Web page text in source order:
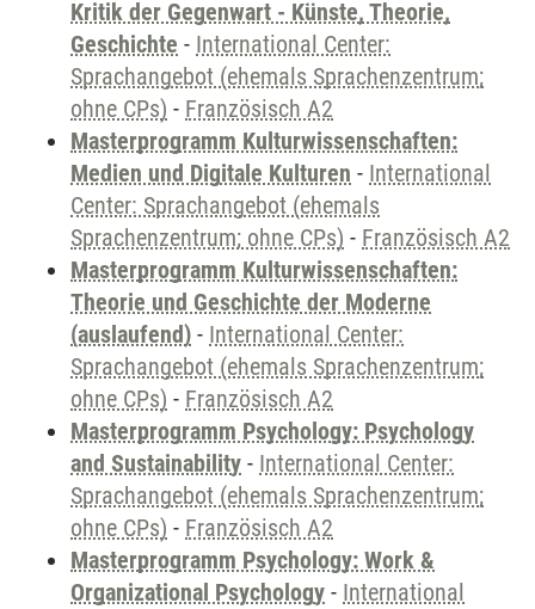
Kritik der Gegenwart - Künste, Theorie,
Geschichte - International Center:
Sprachangebot (ehemals Sprachenzentrum;
ohne CPs) - Französisch A2
Masterprogramm Kulturwissenschaften:
Medien und Digitale Kulturen - International
Center: Sprachangebot (ehemals
Sprachenzentrum; ohne CPs) - Französisch A2
Masterprogramm Kulturwissenschaften:
Theorie und Geschichte der Moderne
(auslaufend) - International Center:
Sprachangebot (ehemals Sprachenzentrum;
ohne CPs) - Französisch A2
Masterprogramm Psychology: Psychology
and Sustainability - International Center:
Sprachangebot (ehemals Sprachenzentrum;
ohne CPs) - Französisch A2
Masterprogramm Psychology: Work &
Organizational Psychology - International